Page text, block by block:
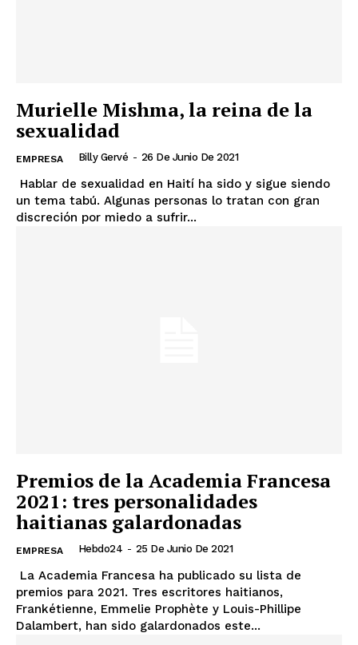
Murielle Mishma, la reina de la
sexualidad
EMPRESA Billy Gervé - 26 De Junio De 2021
Hablar de sexualidad en Haití ha sido y sigue siendo
un tema tabú. Algunas personas lo tratan con gran
discreción por miedo a sufrir...
Premios de la Academia Francesa
2021: tres personalidades
haitianas galardonadas
EMPRESA Hebdo24 - 25 De Junio De 2021
La Academia Francesa ha publicado su lista de
premios para 2021. Tres escritores haitianos,
Frankétienne, Emmelie Prophète y Louis-Phillipe
Dalambert, han sido galardonados este...